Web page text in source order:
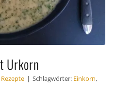
Urkorn
| Schlagwörter: Einkorn,